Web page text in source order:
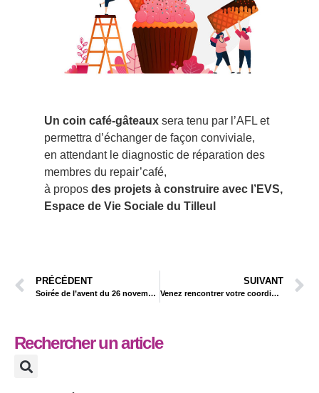
Un coin café-gâteaux sera tenu par l’AFL et
permettra d’échanger de façon conviviale,
en attendant le diagnostic de réparation des
membres du repair’café,
à propos des projets à construire avec l’EVS,
Espace de Vie Sociale du Tilleul
PRÉCÉDENT
Soirée de l’avent du 26 novembre
SUIVANT
Venez rencontrer votre coordinateur Au Tilleul
Rechercher un article